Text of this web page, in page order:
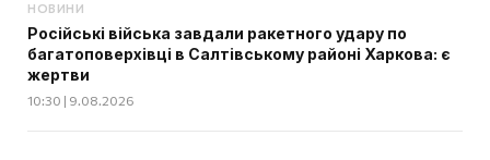
НОВИНИ
Російські війська завдали ракетного удару по
багатоповерхівці в Салтівському районі Харкова: є
жертви
10:30 | 9.08.2026